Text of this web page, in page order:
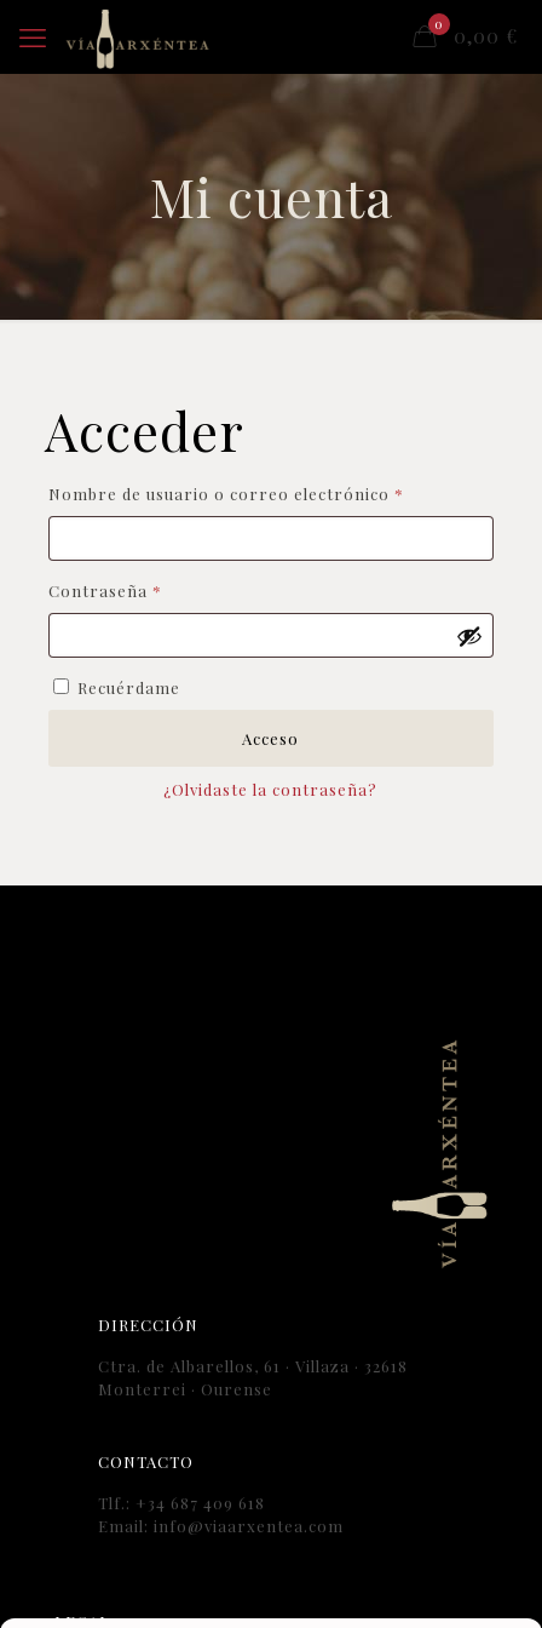
0 0,00 €
Mi cuenta
Acceder
Nombre de usuario o correo electrónico *Obligatorio
Contraseña *Obligatorio
Recuérdame
Acceso
¿Olvidaste la contraseña?
DIRECCIÓN
Ctra. de Albarellos, 61 · Villaza · 32618
Monterrei · Ourense
CONTACTO
Tlf.: +34 687 409 618
Email: info@viaarxentea.com
LEGAL